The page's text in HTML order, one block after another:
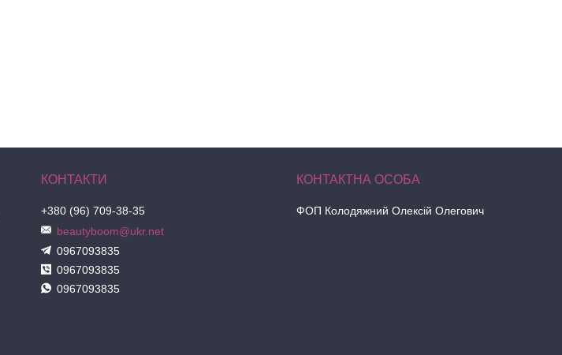
+380 (96) 709-38-35
beautyboom@ukr.net
0967093835
0967093835
0967093835
ФОП Колодяжний Олексій Олегович